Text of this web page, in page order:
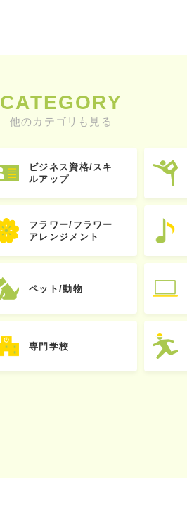
CATEGORY
他のカテゴリも見る
ビジネス資格/スキ
ルアップ
フラワー/フラワー
アレンジメント
ペット/動物
専門学校